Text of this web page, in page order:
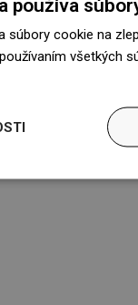
používa
súbory cookie na
všetkých